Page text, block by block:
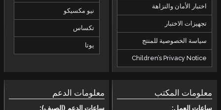
اختبار الأمان والنزاهة
تجهيزات الاختبار
سياسة الخصوصية للمنتج
Children’s Privacy Notice
نيو مكسيكو
تكساس
يوتا
معلومات المكتب
ساعات العمل:
معلومات الدعم
ساعات الدعم (الصيف):